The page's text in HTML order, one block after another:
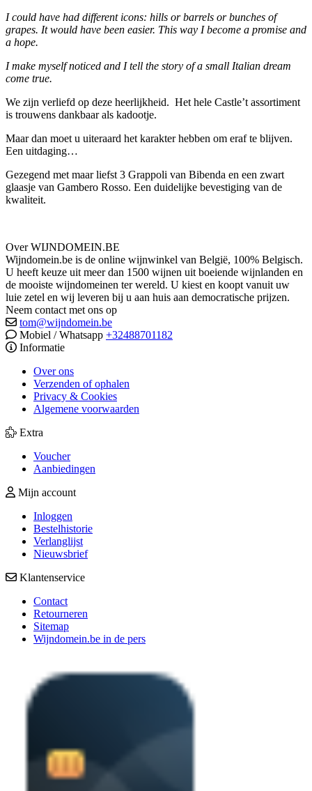
I could have had different icons: hills or barrels or bunches of
grapes. It would have been easier. This way I become a promise and
a hope.
I make myself noticed and I tell the story of a small Italian dream
come true.
We zijn verliefd op deze heerlijkheid. Het hele Castle’t assortiment
is trouwens dankbaar als kadootje.
Maar dan moet u uiteraard het karakter hebben om eraf te blijven.
Een uitdaging…
Gezegend met maar liefst 3 Grappoli van Bibenda en een zwart
glaasje van Gambero Rosso. Een duidelijke bevestiging van de
kwaliteit.
Over WIJNDOMEIN.BE
Wijndomein.be is de online wijnwinkel van België, 100% Belgisch.
U heeft keuze uit meer dan 1500 wijnen uit boeiende wijnlanden en
de mooiste wijndomeinen ter wereld. U kiest en koopt vanuit uw
luie zetel en wij leveren bij u aan huis aan democratische prijzen.
Neem contact met ons op
tom@wijndomein.be
Mobiel / Whatsapp +32488701182
Informatie
Over ons
Verzenden of ophalen
Privacy & Cookies
Algemene voorwaarden
Extra
Voucher
Aanbiedingen
Mijn account
Inloggen
Bestelhistorie
Verlanglijst
Nieuwsbrief
Klantenservice
Contact
Retourneren
Sitemap
Wijndomein.be in de pers